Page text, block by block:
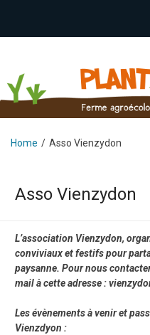
Ferme
Home Asso Vienzydon
Asso Vienzydon
L’association Vienzydon,
conviviaux et festifs pour
paysanne. Pour nous
mail à cette adresse :
Les évènements à venir et
Vienzdyon :